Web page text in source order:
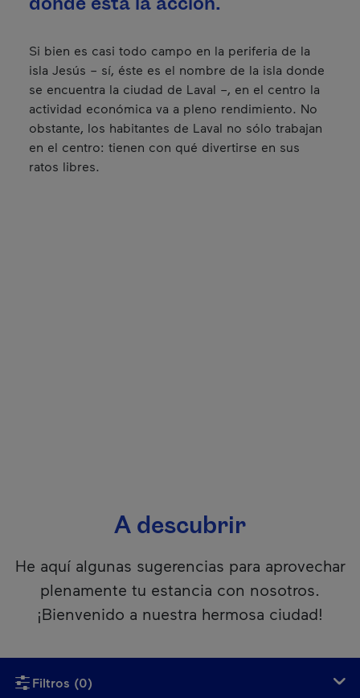
Si bien es casi todo campo en la periferia de la
isla Jesús – sí, éste es el nombre de la isla donde
se encuentra la ciudad de Laval –, en el centro la
actividad económica va a pleno rendimiento. No
obstante, los habitantes de Laval no sólo trabajan
en el centro: tienen con qué divertirse en sus
ratos libres.
A descubrir
He aquí algunas sugerencias para aprovechar
plenamente tu estancia con nosotros.
¡Bienvenido a nuestra hermosa ciudad!
Filtros (0)